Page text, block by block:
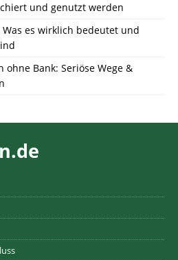
und genutzt werden
es wirklich bedeutet und
Bank: Seriöse Wege &